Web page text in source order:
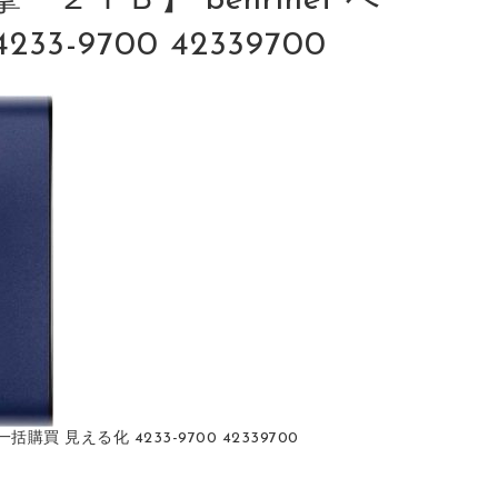
9700 42339700
購買 見える化 4233-9700 42339700